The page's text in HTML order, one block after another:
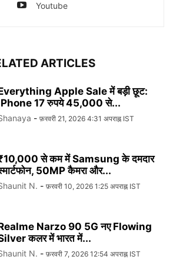
Youtube
ARTICLES
Apple Sale में बड़ी छूट:
17 रुपये 45,000 से...
- फ़रवरी 21, 2026 4:31 अपराह्न IST
से कम में Samsung के दमदार
50MP कैमरा और...
N. - फ़रवरी 10, 2026 1:25 अपराह्न IST
Narzo 90 5G नए Flowing
कलर में भारत में...
N. - फ़रवरी 7, 2026 12:54 अपराह्न IST